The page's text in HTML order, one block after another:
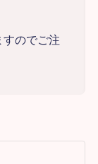
すのでご注